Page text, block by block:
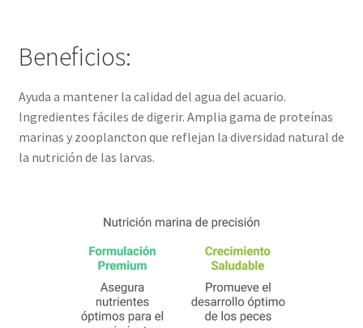
Beneficios:
Ayuda a mantener la calidad del agua del acuario.
Ingredientes fáciles de digerir. Amplia gama de proteínas
marinas y zooplancton que reflejan la diversidad natural de
la nutrición de las larvas.